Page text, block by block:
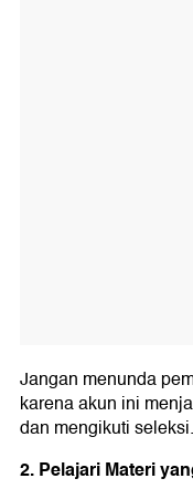
Jangan menunda
karena akun ini
dan mengikuti seleksi.
2. Pelajari Materi